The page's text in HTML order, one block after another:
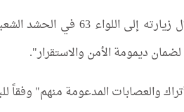
وذكر بيان لمكتبه الإعلامي، تلقاه (كلمة)، ان العامري "شدد خلال
ديمومة الأمن والاستقرار".
والعصابات المدعومة منهم" وفقاً